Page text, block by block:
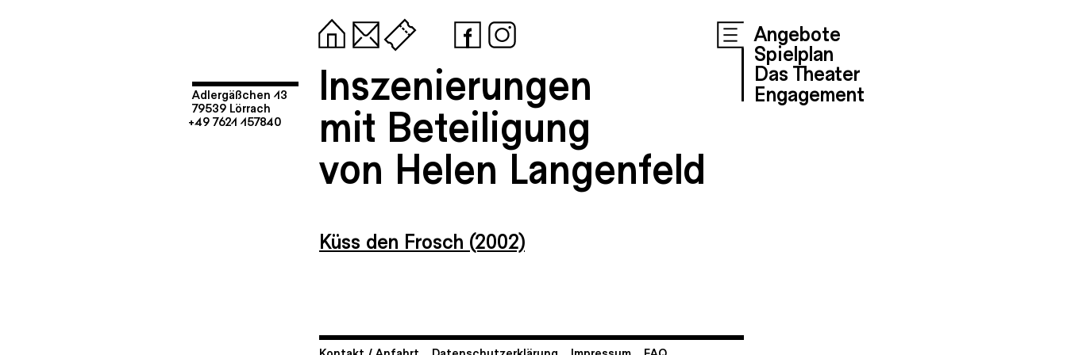
Angebote
Spielplan
Das Theater
Engagement
Adlergäßchen 13
79539 Lörrach
+49 7621 157840
Inszenierungen
mit Beteiligung
von Helen Langenfeld
Küss den Frosch (2002)
Kontakt / Anfahrt Datenschutzerklärung Impressum
FAQ